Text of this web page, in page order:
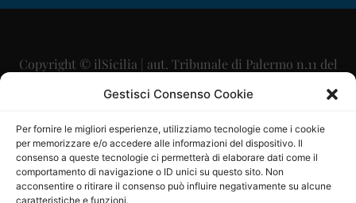
Gestisci Consenso Cookie
Per fornire le migliori esperienze, utilizziamo tecnologie come i cookie
per memorizzare e/o accedere alle informazioni del dispositivo. Il
consenso a queste tecnologie ci permetterà di elaborare dati come il
comportamento di navigazione o ID unici su questo sito. Non
acconsentire o ritirare il consenso può influire negativamente su alcune
caratteristiche e funzioni.
Copyright © ilSicilia | aut. Tribunale di Palermo n.11 del
29/09/2015
Direttore Editoriale: Maurizio Scaglione
Direttore Responsabile: Maria Calabrese